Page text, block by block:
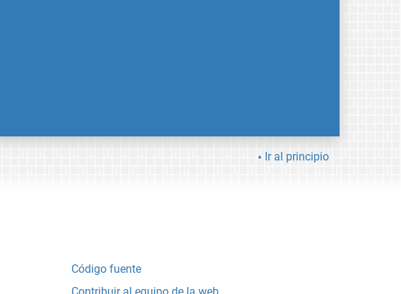
Ir al principio
Código fuente
Contribuir al equipo de la web